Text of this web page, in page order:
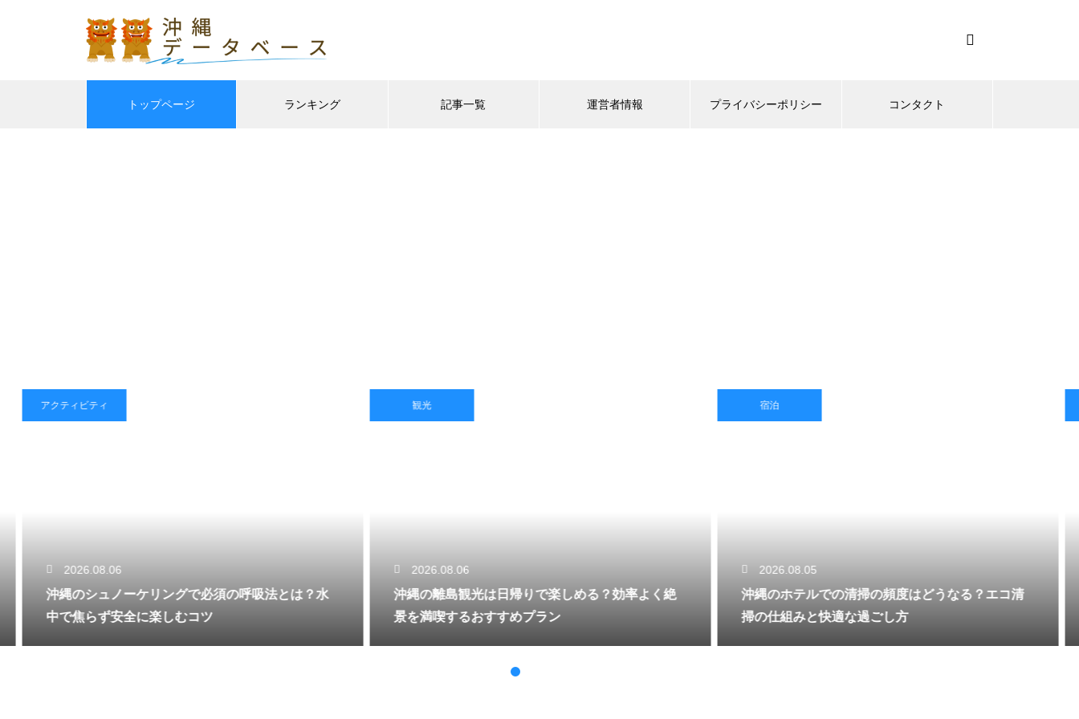
トップページ ランキング 記事一覧 運営者情報 プライバシーポリシー コンタクト
アクティビティ
2026.08.06
沖縄のシュノーケリングで必須の呼吸法とは？水
中で焦らず安全に楽しむコツ
観光
2026.08.06
沖縄の離島観光は日帰りで楽しめる？効率よく絶
景を満喫するおすすめプラン
宿泊
2026.08.05
沖縄のホテルでの清掃の頻度はどうなる？エコ清
掃の仕組みと快適な過ごし方